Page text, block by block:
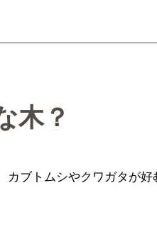
木？
ブトムシやクワガタが